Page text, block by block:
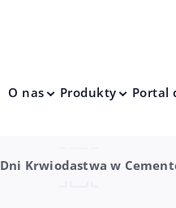
O nas Produkty Portal
Dni Krwiodastwa w